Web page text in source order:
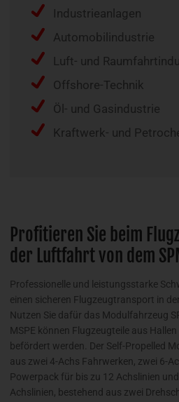
Industrieanlagen
Automobilindustrie
Luft- und
Offshore-Technik
Öl- und Gasindustrie
Kraftwerk- und
Profitieren Sie beim
der Luftfahrt von dem
Professionelle und leistungsstarke
einen sicheren Flugzeugtransport in
Nutzen Sie dafür das Modulfahrzeug
MSPE können Flugzeugteile aus
befördert werden. Der Self-Propelled
aus zwei 4-Achs Fahrwerken, zwei 6-
Powerpack für bis zu 12 Achslinien
Achslinien, bestehend aus zwei